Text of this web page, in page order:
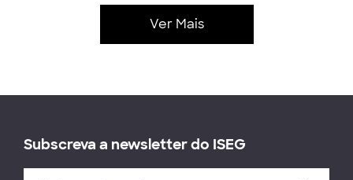
Ver Mais
Subscreva a newsletter do ISEG